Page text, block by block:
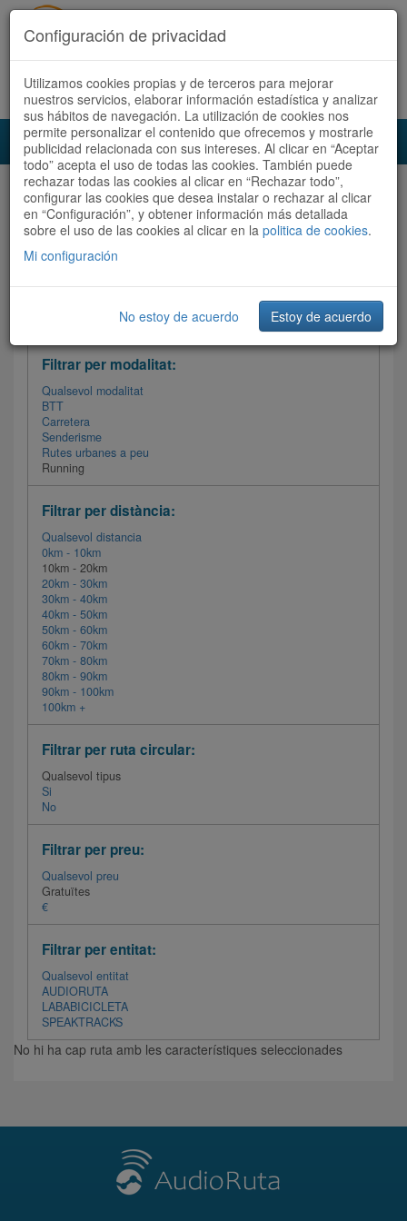
Accedeix Registra't ara Español Català
Audioruta Totes les rutes
Totes les rutes Ordenar per: Més recents / Dificultat
Filtrar les rutes
Filtrar per modalitat:
Qualsevol modalitat
BTT
Carretera
Senderisme
Rutes urbanes a peu
Running
Filtrar per distància:
Qualsevol distancia
0km - 10km
10km - 20km
20km - 30km
30km - 40km
40km - 50km
50km - 60km
60km - 70km
70km - 80km
80km - 90km
90km - 100km
100km +
Filtrar per ruta circular:
Qualsevol tipus
Si
No
Filtrar per preu:
Qualsevol preu
Gratuïtes
€
Filtrar per entitat:
Qualsevol entitat
AUDIORUTA
LABABICICLETA
SPEAKTRACKS
No hi ha cap ruta amb les característiques seleccionades
Configuración de privacidad
Utilizamos cookies propias y de terceros para mejorar
nuestros servicios, elaborar información estadística y analizar
sus hábitos de navegación. La utilización de cookies nos
permite personalizar el contenido que ofrecemos y mostrarle
publicidad relacionada con sus intereses. Al clicar en “Aceptar
todo” acepta el uso de todas las cookies. También puede
rechazar todas las cookies al clicar en “Rechazar todo”,
configurar las cookies que desea instalar o rechazar al clicar
en “Configuración”, y obtener información más detallada
sobre el uso de las cookies al clicar en la politica de cookies.
Mi configuración
No estoy de acuerdo Estoy de acuerdo